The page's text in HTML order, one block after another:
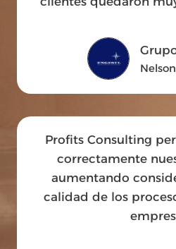
Profits Consulting
correctamente
aumentando
calidad de los